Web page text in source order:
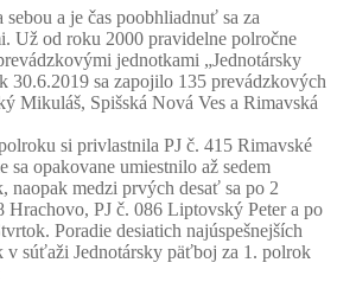
a je čas poobhliadnuť sa za
Už od roku 2000 pravidelne polročne
jednotkami „Jednotársky
30.6.2019 sa zapojilo 135 prevádzkových
Mikuláš, Spišská Nová Ves a Rimavská
si privlastnila PJ č. 415 Rimavské
sa opakovane umiestnilo až sedem
naopak medzi prvých desať sa po 2
Hrachovo, PJ č. 086 Liptovský Peter a po
Poradie desiatich najúspešnejších
v súťaži Jednotársky päťboj za 1. polrok